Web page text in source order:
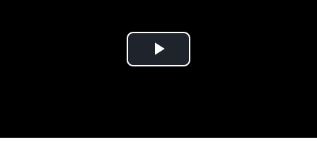
Play